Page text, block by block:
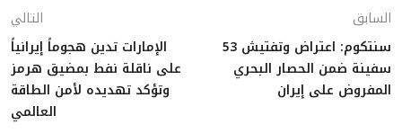
السابق
سنتكوم: اعتراض وتفتيش 53
سفينة ضمن الحصار البحري
المفروض على إيران
التالي
الإمارات تدين هجوماً إيرانياً
على ناقلة نفط بمضيق هرمز
وتؤكد تهديده لأمن الطاقة
العالمي